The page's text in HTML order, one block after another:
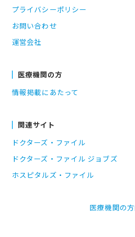
プライバシーポリシー
お問い合わせ
運営会社
医療機関の方
情報掲載にあたって
関連サイト
ドクターズ・ファイル
ドクターズ・ファイル ジョブズ
ホスピタルズ・ファイル
医療機関の